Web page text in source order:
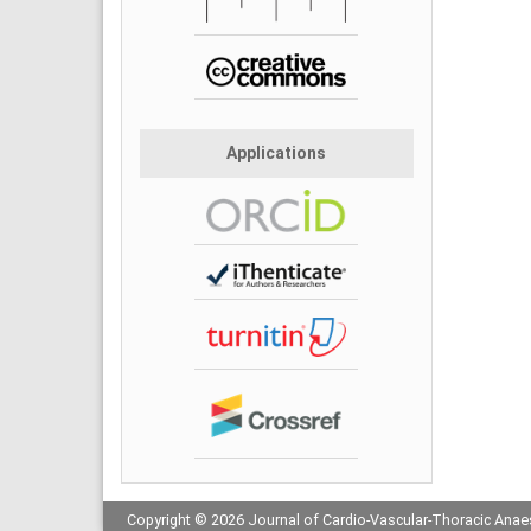
Applications
Copyright © 2026 Journal of Cardio-Vascular-Thoracic